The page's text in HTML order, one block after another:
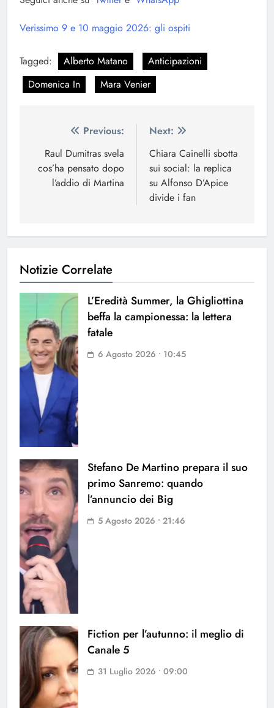
Verissimo 9 e 10 maggio 2026: gli ospiti
Tagged: Alberto Matano
Anticipazioni
Domenica In
Mara Venier
Navigazione
articoli
Previous:
Raul Dumitras svela
cos’ha pensato dopo
l’addio di Martina
Next:
Chiara Cainelli sbotta
sui social: la replica
su Alfonso D’Apice
divide i fan
Notizie Correlate
L’Eredità Summer, la Ghigliottina
beffa la campionessa: la lettera
fatale
6 Agosto 2026 • 10:45
Stefano De Martino prepara il suo
primo Sanremo: quando
l’annuncio dei Big
5 Agosto 2026 • 21:46
Fiction per l’autunno: il meglio di
Canale 5
31 Luglio 2026 • 09:00